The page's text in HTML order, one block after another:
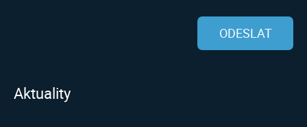
ODESLAT
Aktuality